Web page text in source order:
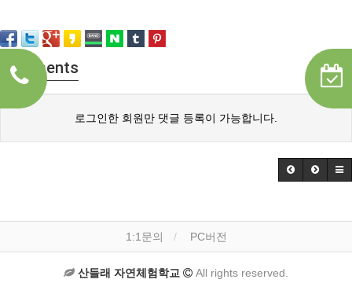
Comments
로그인한 회원만 댓글 등록이 가능합니다.
1:1문의 PC버전
산들래 자연체험학교 All rights reserved.